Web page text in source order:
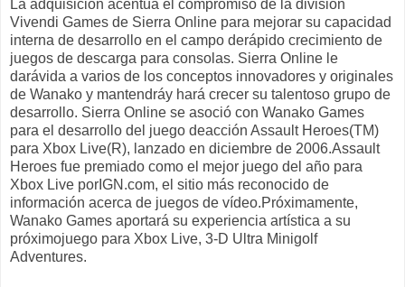
La adquisición acentúa el compromiso de la división
Vivendi Games de Sierra Online para mejorar su capacidad
interna de desarrollo en el campo derápido crecimiento de
juegos de descarga para consolas. Sierra Online le
darávida a varios de los conceptos innovadores y originales
de Wanako y mantendráy hará crecer su talentoso grupo de
desarrollo. Sierra Online se asoció con Wanako Games
para el desarrollo del juego deacción Assault Heroes(TM)
para Xbox Live(R), lanzado en diciembre de 2006.Assault
Heroes fue premiado como el mejor juego del año para
Xbox Live porIGN.com, el sitio más reconocido de
información acerca de juegos de vídeo.Próximamente,
Wanako Games aportará su experiencia artística a su
próximojuego para Xbox Live, 3-D Ultra Minigolf
Adventures.